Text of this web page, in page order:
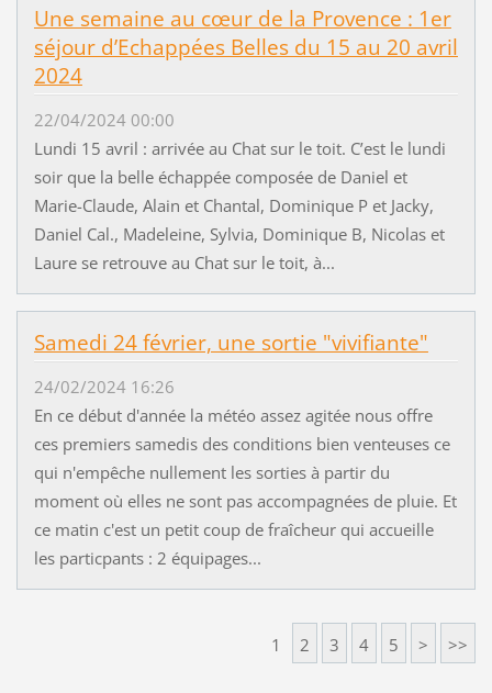
Une semaine au cœur de la Provence : 1er
séjour d’Echappées Belles du 15 au 20 avril
2024
22/04/2024 00:00
Lundi 15 avril : arrivée au Chat sur le toit. C’est le lundi
soir que la belle échappée composée de Daniel et
Marie-Claude, Alain et Chantal, Dominique P et Jacky,
Daniel Cal., Madeleine, Sylvia, Dominique B, Nicolas et
Laure se retrouve au Chat sur le toit, à...
Samedi 24 février, une sortie "vivifiante"
24/02/2024 16:26
En ce début d'année la météo assez agitée nous offre
ces premiers samedis des conditions bien venteuses ce
qui n'empêche nullement les sorties à partir du
moment où elles ne sont pas accompagnées de pluie. Et
ce matin c'est un petit coup de fraîcheur qui accueille
les particpants : 2 équipages...
1 2 3 4 5 > >>